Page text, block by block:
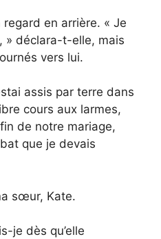
en arrière. « Je
» déclara-t-elle, mais
vers lui.
assis par terre dans
cours aux larmes,
de notre mariage,
que je devais
sœur, Kate.
je dès qu’elle